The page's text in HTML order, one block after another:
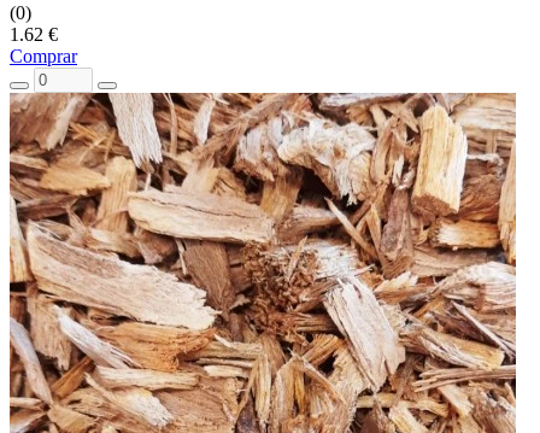
(0)
1.62 €
Comprar